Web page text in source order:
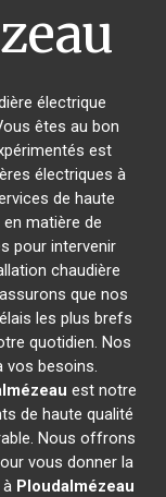
électrique
êtes au bon
est
électriques à
de haute
matière de
pour intervenir
chaudière
que nos
les plus brefs
quotidien. Nos
besoins.
est notre
de haute qualité
Nous offrons
vous donner la
Ploudalmézeau